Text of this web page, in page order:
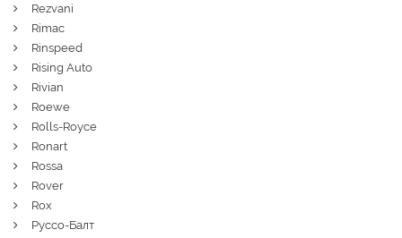
Rezvani
Rimac
Rinspeed
Rising Auto
Rivian
Roewe
Rolls-Royce
Ronart
Rossa
Rover
Rox
Руссо-Балт